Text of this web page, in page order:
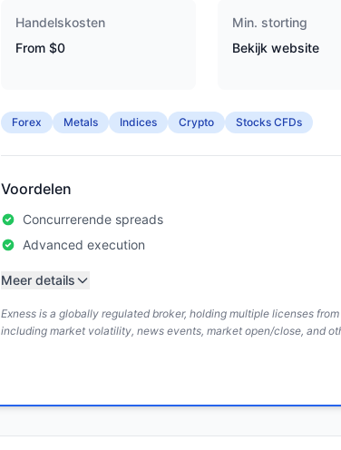
Handelskosten
From $0
Min. storting
Bekijk website
Forex Metals Indices Crypto Stocks CFDs
Voordelen
Concurrerende spreads
Advanced execution
Meer details
Exness is a globally regulated broker, holding multiple licenses
including market volatility, news events, market open/close, and